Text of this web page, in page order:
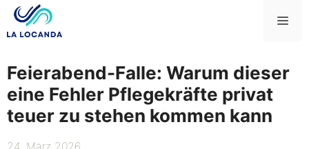
Zum
Inhalt
Feierabend-Falle: Warum dieser
eine Fehler Pflegekräfte privat
teuer zu stehen kommen kann
24. März 2026